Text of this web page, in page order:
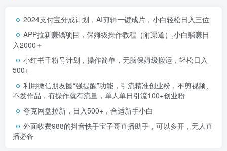
2024支付宝分成计划，AI剪辑一键成片，小白轻松日入三位
APP拉新赚钱项目，保姆级操作教程（附渠道）,小白躺赚日
入2000＋
小红书千粉号计划，操作简单，无脑保姆级搬运，轻松日入
500+
利用微信朋友圈“强提醒”功能，引流精准创业粉，不剪视频、
不发作品，有操作就有流量，单人单日引流100+创业粉
夸克网盘拉新，日入500+，合适新手小白
外面收费988的抖音快手宝子哥直播助手，可以多开，无人直
播必备